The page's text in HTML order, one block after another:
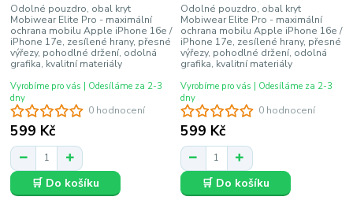
0 hodnocení
Odolné pouzdro, obal kryt
Mobiwear Elite Pro - maximální
ochrana mobilu Apple iPhone 16e /
iPhone 17e, zesílené hrany, přesné
výřezy, pohodlné držení, odolná
grafika, kvalitní materiály
599 Kč
Vyrobíme pro vás | Odesíláme za 2-3
dny
🛒 Do košíku
0 hodnocení
Odolné pouzdro, obal kryt
Mobiwear Elite Pro - maximální
ochrana mobilu Apple iPhone 16e /
iPhone 17e, zesílené hrany, přesné
výřezy, pohodlné držení, odolná
grafika, kvalitní materiály
599 Kč
Vyrobíme pro vás | Odesíláme za 2-3
dny
🛒 Do košíku